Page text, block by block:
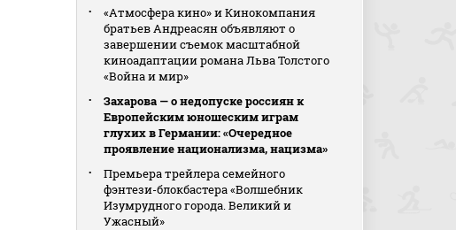
«Атмосфера кино» и Кинокомпания
братьев Андреасян объявляют о
завершении съемок масштабной
киноадаптации романа Льва Толстого
«Война и мир»
Захарова — о недопуске россиян к
Европейским юношеским играм
глухих в Германии: «Очередное
проявление национализма, нацизма»
Премьера трейлера семейного
фэнтези-блокбастера «Волшебник
Изумрудного города. Великий и
Ужасный»